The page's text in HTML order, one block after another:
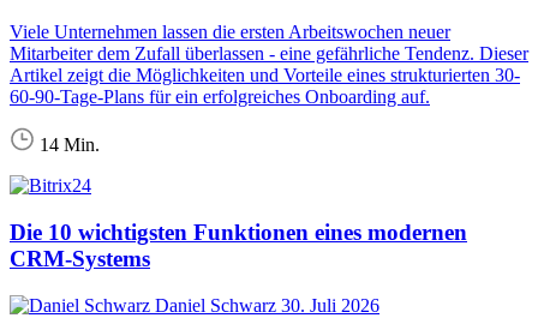
Viele Unternehmen lassen die ersten Arbeitswochen neuer
Mitarbeiter dem Zufall überlassen - eine gefährliche Tendenz. Dieser
Artikel zeigt die Möglichkeiten und Vorteile eines strukturierten 30-
60-90-Tage-Plans für ein erfolgreiches Onboarding auf.
14 Min.
Die 10 wichtigsten Funktionen eines modernen
CRM-Systems
Daniel Schwarz 30. Juli 2026